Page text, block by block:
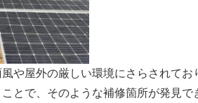
や屋外の厳しい環境にさらされて
とで、そのような補修箇所が発見